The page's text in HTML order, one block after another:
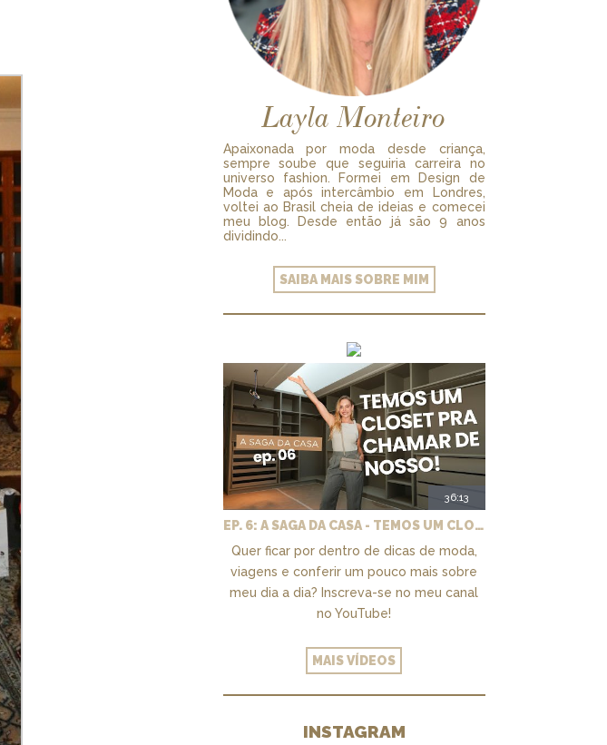
Layla Monteiro
Apaixonada por moda desde criança,
sempre soube que seguiria carreira no
universo fashion. Formei em Design de
Moda e após intercâmbio em Londres,
voltei ao Brasil cheia de ideias e comecei
meu blog. Desde então já são 9 anos
dividindo...
SAIBA MAIS SOBRE MIM
36:13
EP. 6: A SAGA DA CASA - TEMOS UM CLOSET PRA CHAMAR DE NOSSO + MARCENARIA E PAISAGISMO
Quer ficar por dentro de dicas de moda,
viagens e conferir um pouco mais sobre
meu dia a dia? Inscreva-se no meu canal
no YouTube!
MAIS VÍDEOS
INSTAGRAM